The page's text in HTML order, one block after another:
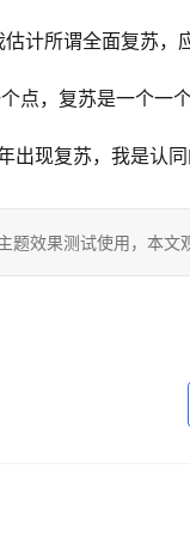
计所谓全面复苏，
点，复苏是一个一
出现复苏，我是认
题效果测试使用，本